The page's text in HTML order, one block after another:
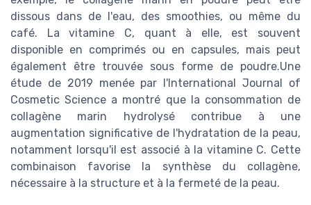
dissous dans de l'eau, des smoothies, ou même du
café. La vitamine C, quant à elle, est souvent
disponible en comprimés ou en capsules, mais peut
également être trouvée sous forme de poudre.Une
étude de 2019 menée par l'International Journal of
Cosmetic Science a montré que la consommation de
collagène marin hydrolysé contribue à une
augmentation significative de l'hydratation de la peau,
notamment lorsqu'il est associé à la vitamine C. Cette
combinaison favorise la synthèse du collagène,
nécessaire à la structure et à la fermeté de la peau.